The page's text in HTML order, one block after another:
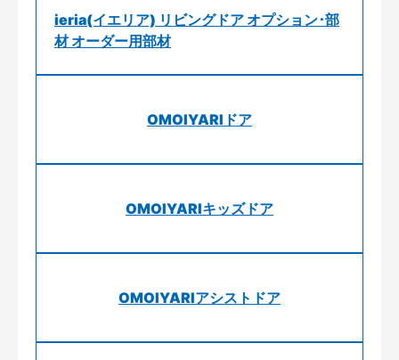
ieria(イエリア) リビングドア オプション･部
材 オーダー用部材
OMOIYARIドア
OMOIYARIキッズドア
OMOIYARIアシストドア